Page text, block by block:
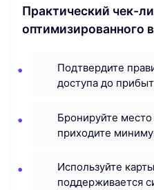
Практический чек-
оптимизированного
Подтвердите
доступа до
Бронируйте место
приходите
Используйте
поддерживается